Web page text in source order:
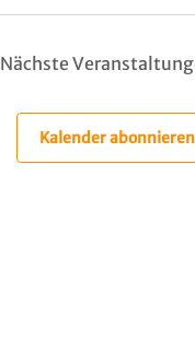
Nächste
Kalender abonnieren